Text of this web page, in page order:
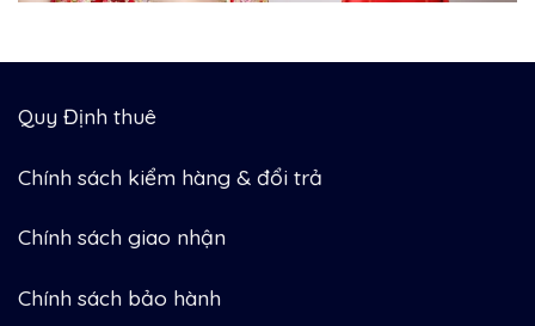
Quy Định thuê
Chính sách kiểm hàng & đổi trả
Chính sách giao nhận
Chính sách bảo hành